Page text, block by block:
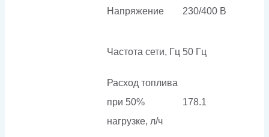
Напряжение 230/400 В
Частота сети, Гц 50 Гц
Расход топлива
при 50%
нагрузке, л/ч
178.1